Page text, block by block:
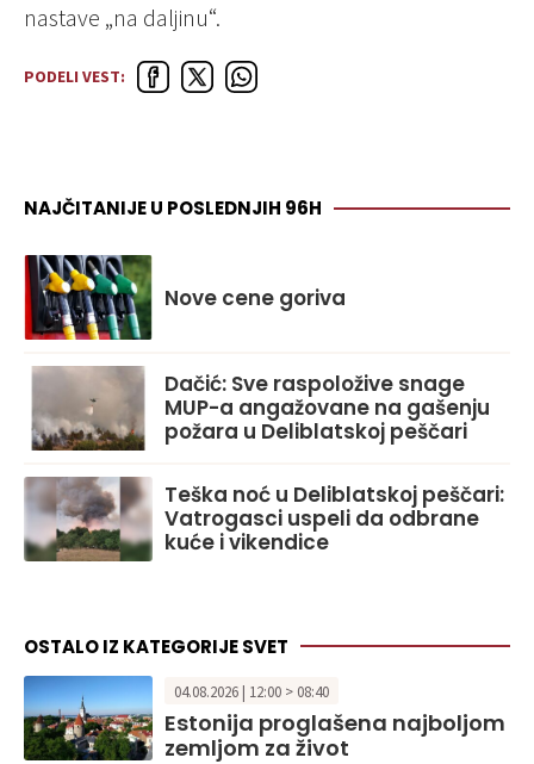
nastave „na daljinu“.
PODELI VEST:
NAJČITANIJE U POSLEDNJIH 96H
Nove cene goriva
Dačić: Sve raspoložive snage
MUP-a angažovane na gašenju
požara u Deliblatskoj peščari
Teška noć u Deliblatskoj peščari:
Vatrogasci uspeli da odbrane
kuće i vikendice
OSTALO IZ KATEGORIJE SVET
04.08.2026 | 12:00 > 08:40
Estonija proglašena najboljom
zemljom za život